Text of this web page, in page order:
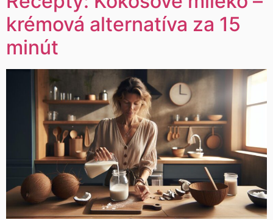
krémová alternatíva za 15
minút